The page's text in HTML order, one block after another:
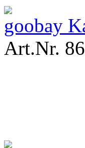
goobay
Art.Nr.